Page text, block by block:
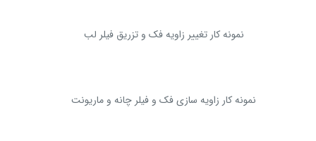
نمونه کار تغییر زاویه فک و تزریق فیلر لب
نمونه کار زاویه سازی فک و فیلر چانه و ماریونت